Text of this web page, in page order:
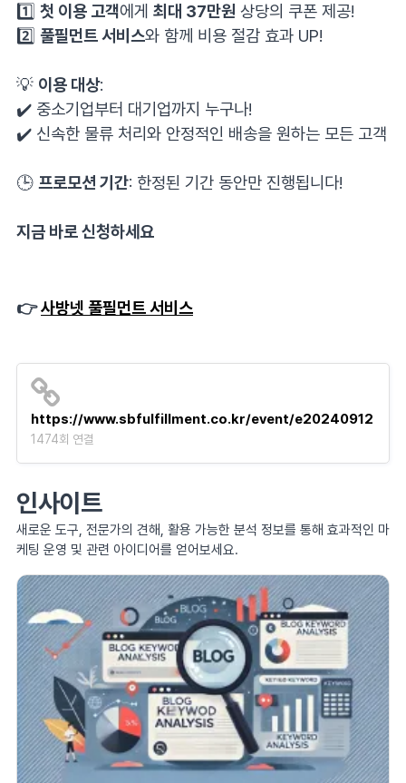
1️⃣ 첫 이용 고객에게 최대 37만원 상당의 쿠폰 제공!
2️⃣ 풀필먼트 서비스와 함께 비용 절감 효과 UP!
💡 이용 대상:
✔️ 중소기업부터 대기업까지 누구나!
✔️ 신속한 물류 처리와 안정적인 배송을 원하는 모든 고객
🕒 프로모션 기간: 한정된 기간 동안만 진행됩니다!
지금 바로 신청하세요
👉사방넷 풀필먼트서비스
https://www.sbfulfillment.co.kr/event/e20240912
1474회 연결
인사이트
새로운 도구, 전문가의 견해, 활용 가능한 분석 정보를 통해 효과적인 마
케팅 운영 및 관련 아이디어를 얻어보세요.